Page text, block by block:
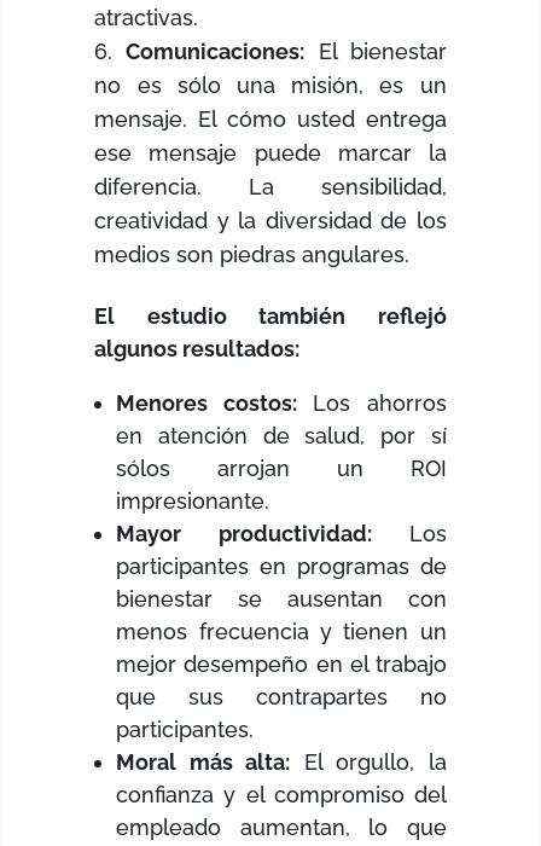
atractivas.
Comunicaciones: El bienestar
no es sólo una misión, es un
mensaje. El cómo usted entrega
ese mensaje puede marcar la
diferencia. La sensibilidad,
creatividad y la diversidad de los
medios son piedras angulares.
El estudio también reflejó
algunos resultados:
Menores costos:Los ahorros
en atención de salud, por sí
sólos arrojan un ROI
impresionante.
Mayor productividad:Los
participantes en programas de
bienestar se ausentan con
menos frecuencia y tienen un
mejor desempeño en el trabajo
que sus contrapartes no
participantes.
Moral más alta: El orgullo, la
confianza y el compromiso del
empleado aumentan, lo que